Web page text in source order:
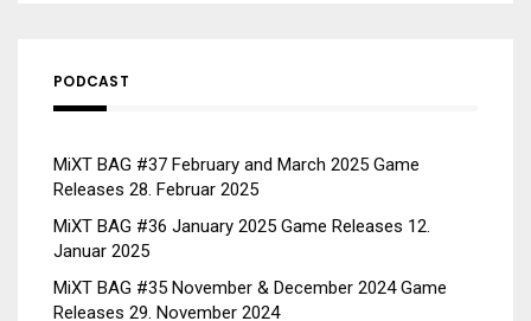
PODCAST
MiXT BAG #37 February and March 2025 Game
Releases 28. Februar 2025
MiXT BAG #36 January 2025 Game Releases 12.
Januar 2025
MiXT BAG #35 November & December 2024 Game
Releases 29. November 2024